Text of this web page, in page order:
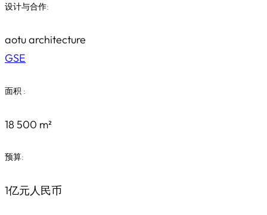
设计与合作:
aotu architecture
GSE
面积 :
18 500 m²
预算:
1亿元人民币